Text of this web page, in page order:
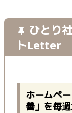
ひとり
トLetter
ホームペ
善」を毎